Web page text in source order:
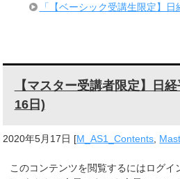
「【ベーシック受講生限定】
【マスター受講者限定】日
16日)
2020年5月17日 [M_AS1_Contents,
このコンテンツを閲覧するにはログイ